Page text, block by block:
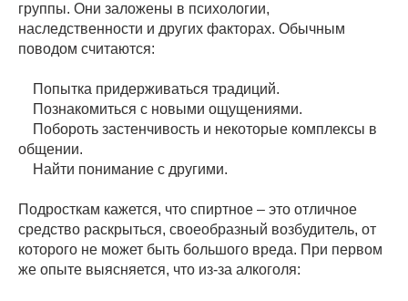
группы. Они заложены в психологии,
наследственности и других факторах. Обычным
поводом считаются:
Попытка придерживаться традиций.
Познакомиться с новыми ощущениями.
Побороть застенчивость и некоторые комплексы в
общении.
Найти понимание с другими.
Подросткам кажется, что спиртное – это отличное
средство раскрыться, своеобразный возбудитель, от
которого не может быть большого вреда. При первом
же опыте выясняется, что из-за алкоголя: